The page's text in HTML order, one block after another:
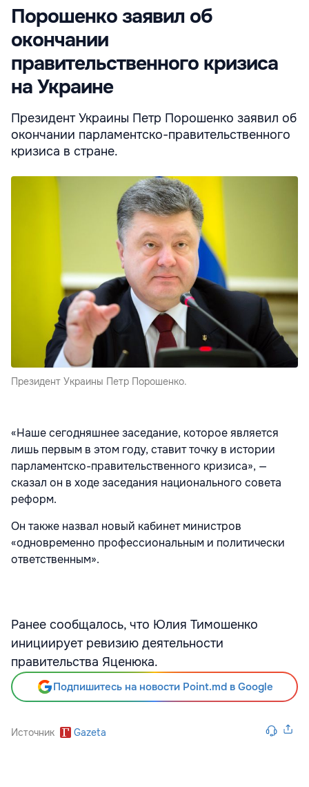
Порошенко заявил об
окончании
правительственного кризиса
на Украине
Президент Украины Петр Порошенко заявил об
окончании парламентско-правительственного
кризиса в стране.
Президент Украины Петр Порошенко.
«Наше сегодняшнее заседание, которое является
лишь первым в этом году, ставит точку в истории
парламентско-правительственного кризиса», —
сказал он в ходе заседания национального совета
реформ.
Он также назвал новый кабинет министров
«одновременно профессиональным и политически
ответственным».
Ранее сообщалось, что Юлия Тимошенко
инициирует ревизию деятельности
правительства Яценюка.
Подпишитесь на новости Point.md в Google
Источник Gazeta